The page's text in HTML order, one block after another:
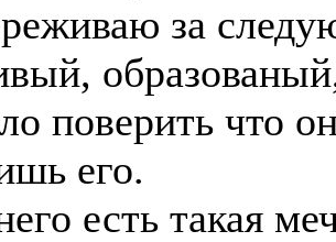
за
поверить что
его.
есть такая